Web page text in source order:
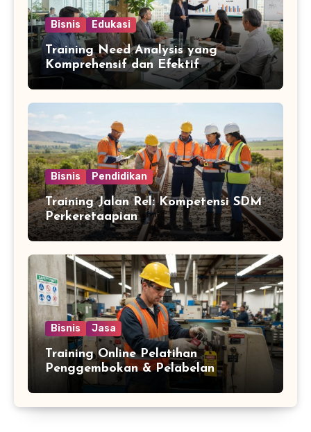
Bisnis Edukasi
Training Need Analysis yang
Komprehensif dan Efektif
Bisnis Pendidikan
Training Jalan Rel: Kompetensi SDM
Perkeretaapian
Bisnis Jasa
Training Online Pelatihan
Penggembokan & Pelabelan